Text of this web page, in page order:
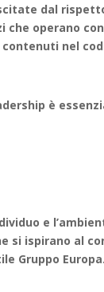
dal
operano
nel
è
e
ispirano al
Gruppo Europa.